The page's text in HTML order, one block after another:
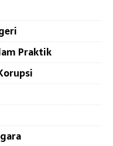
Praktik